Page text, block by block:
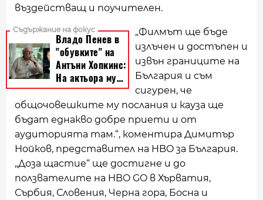
въздействащ и поучителен.
„Филмът ще бъде
излъчен и достъпен и
извън границите на
България и съм
сигурен, че
общочовешките му послания и кауза ще
бъдат еднакво добре приети и от
аудиторията там.“, коментира Димитър
Нойков, представител на HBO за България.
„Доза щастие“ ще достигне и до
ползвателите на HBO GO в Хърватия,
Сърбия, Словения, Черна гора, Босна и